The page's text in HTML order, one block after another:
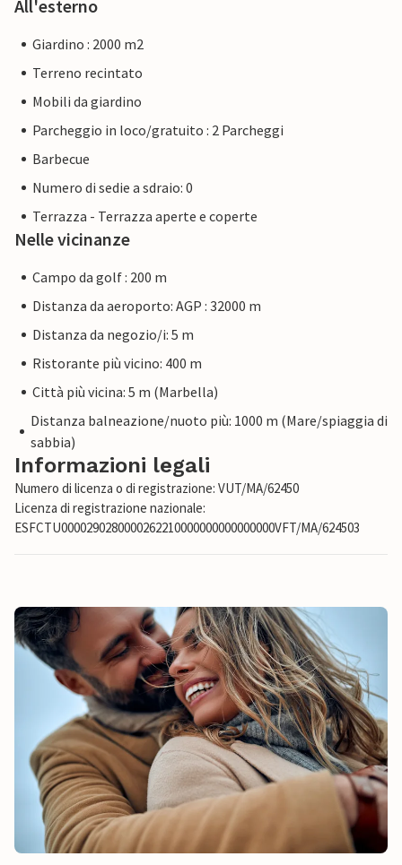
All'esterno
Giardino : 2000 m2
Terreno recintato
Mobili da giardino
Parcheggio in loco/gratuito : 2 Parcheggi
Barbecue
Numero di sedie a sdraio: 0
Terrazza - Terrazza aperte e coperte
Nelle vicinanze
Campo da golf : 200 m
Distanza da aeroporto: AGP : 32000 m
Distanza da negozio/i: 5 m
Ristorante più vicino: 400 m
Città più vicina: 5 m (Marbella)
Distanza balneazione/nuoto più: 1000 m (Mare/spiaggia di
sabbia)
Informazioni legali
Numero di licenza o di registrazione: VUT/MA/62450
Licenza di registrazione nazionale:
ESFCTU0000290280000262210000000000000000VFT/MA/624503